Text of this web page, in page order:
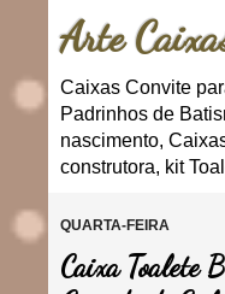
Arte
Caixas Convite
Padrinhos de
nascimento,
construtora, kit
QUARTA-FEIRA
Caixa Toalete